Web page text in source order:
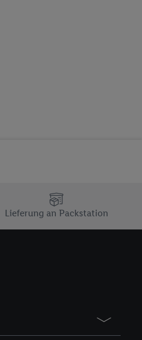
Lieferung an Packstation